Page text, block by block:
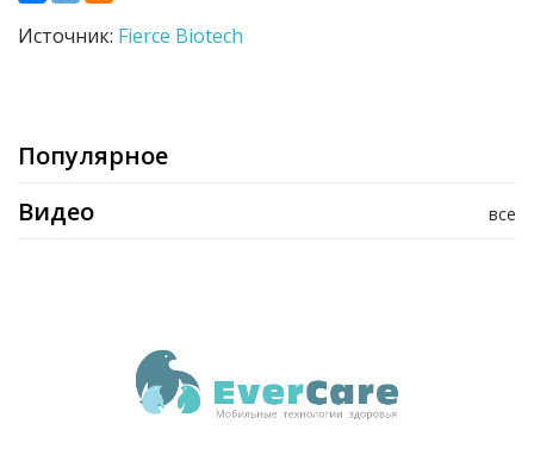
Источник: Fierce Biotech
Популярное
все
Видео